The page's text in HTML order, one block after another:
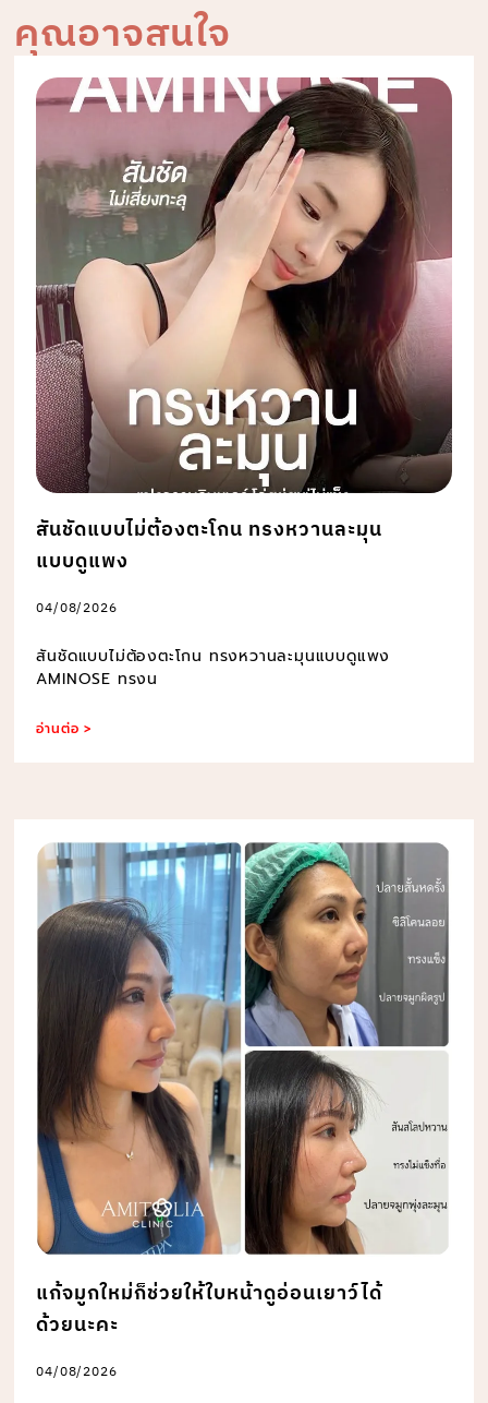
คุณอาจสนใจ
สันชัดแบบไม่ต้องตะโกน ทรงหวานละมุน
แบบดูแพง
04/08/2026
สันชัดแบบไม่ต้องตะโกน ทรงหวานละมุนแบบดูแพง
AMINOSE ทรงน
อ่านต่อ >
แก้จมูกใหม่ก็ช่วยให้ใบหน้าดูอ่อนเยาว์ได้
ด้วยนะคะ
04/08/2026